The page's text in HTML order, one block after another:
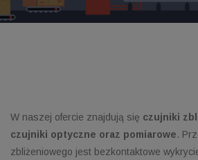
W naszej ofercie znajdują się czujniki
czujniki optyczne oraz pomiarowe.
zbliżeniowego jest bezkontaktowe